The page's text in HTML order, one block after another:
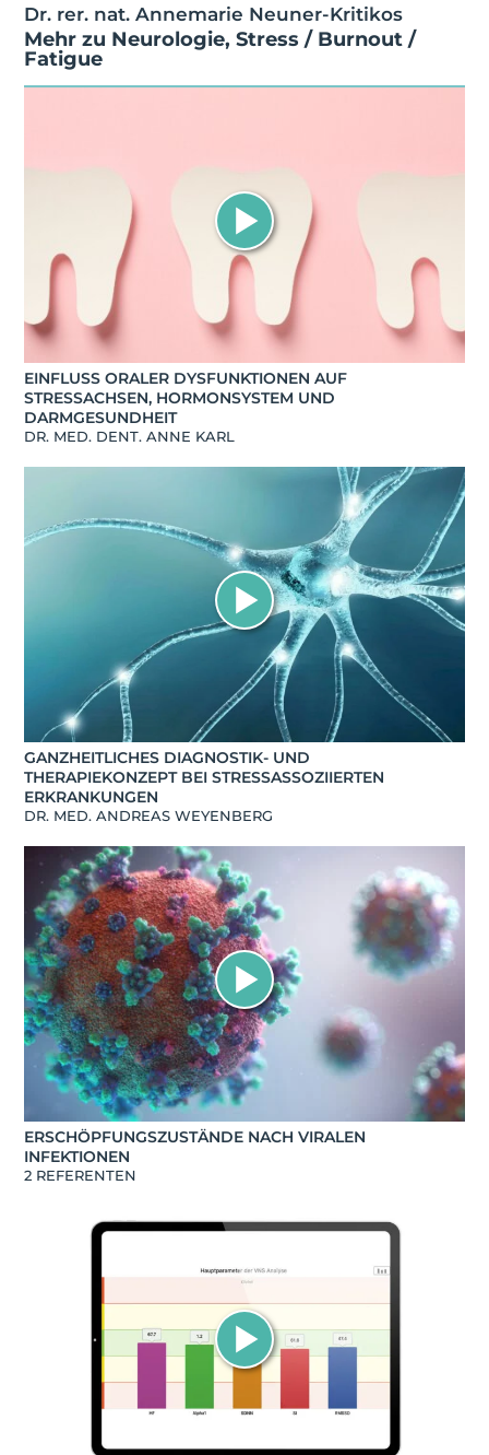
Dr. rer. nat. Annemarie Neuner-Kritikos
Mehr zu Neurologie, Stress / Burnout /
Fatigue
EINFLUSS ORALER DYSFUNKTIONEN AUF
STRESSACHSEN, HORMONSYSTEM UND
DARMGESUNDHEIT
DR. MED. DENT. ANNE KARL
GANZHEITLICHES DIAGNOSTIK- UND
THERAPIEKONZEPT BEI STRESSASSOZIIERTEN
ERKRANKUNGEN
DR. MED. ANDREAS WEYENBERG
ERSCHÖPFUNGSZUSTÄNDE NACH VIRALEN
INFEKTIONEN
2 REFERENTEN